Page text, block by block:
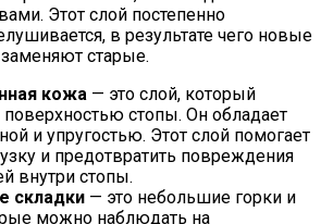
Этот слой постепенно
в результате чего новые
старые.
кожа — это слой, который
поверхностью стопы. Он обладает
и упругостью. Этот слой помогает
и предотвратить повреждения
внутри стопы.
складки — это небольшие горки и
можно наблюдать на